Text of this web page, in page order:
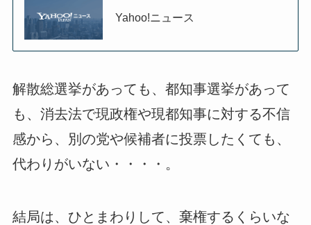
Yahoo!ニュース
解散総選挙があっても、都知事選挙があって
も、消去法で現政権や現都知事に対する不信
感から、別の党や候補者に投票したくても、
代わりがいない・・・・。
結局は、ひとまわりして、棄権するくらいな